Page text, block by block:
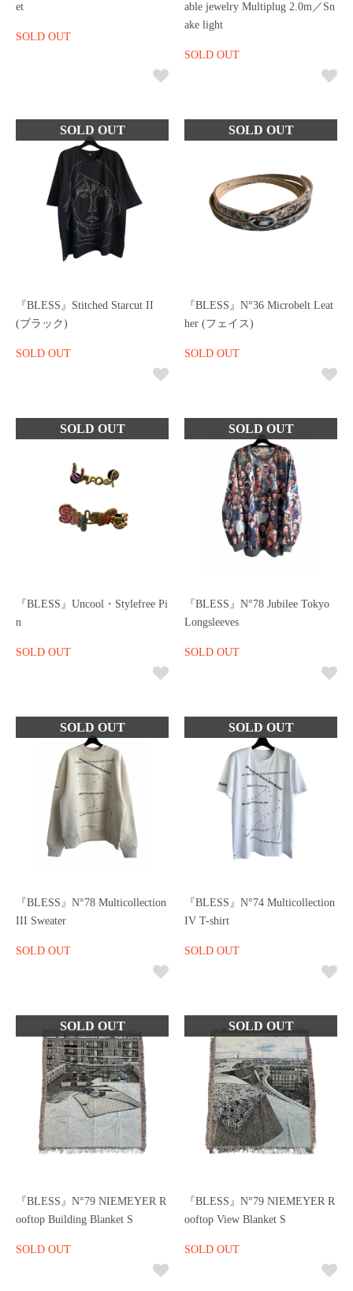
et
SOLD OUT
able jewelry Multiplug 2.0m／Sn
ake light
SOLD OUT
『BLESS』Stitched Starcut II
(ブラック)
SOLD OUT
『BLESS』N°36 Microbelt Leat
her (フェイス)
SOLD OUT
『BLESS』Uncool・Stylefree Pi
n
SOLD OUT
『BLESS』N°78 Jubilee Tokyo
Longsleeves
SOLD OUT
『BLESS』N°78 Multicollection
III Sweater
SOLD OUT
『BLESS』N°74 Multicollection
IV T-shirt
SOLD OUT
『BLESS』N°79 NIEMEYER R
ooftop Building Blanket S
SOLD OUT
『BLESS』N°79 NIEMEYER R
ooftop View Blanket S
SOLD OUT